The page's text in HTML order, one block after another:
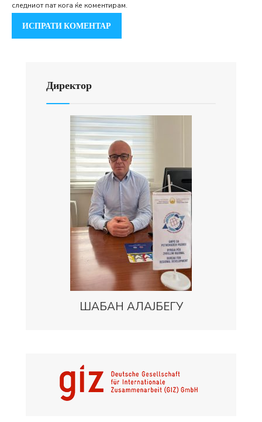
следниот пат кога ќе коментирам.
Директор
ШАБАН АЛАЈБЕГУ